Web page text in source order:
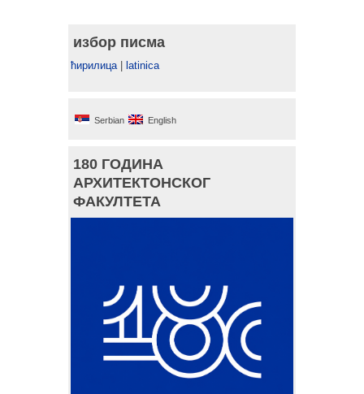
избор писма
ћирилица| latinica
Serbian English
180 ГОДИНА
АРХИТЕКТОНСКОГ
ФАКУЛТЕТА